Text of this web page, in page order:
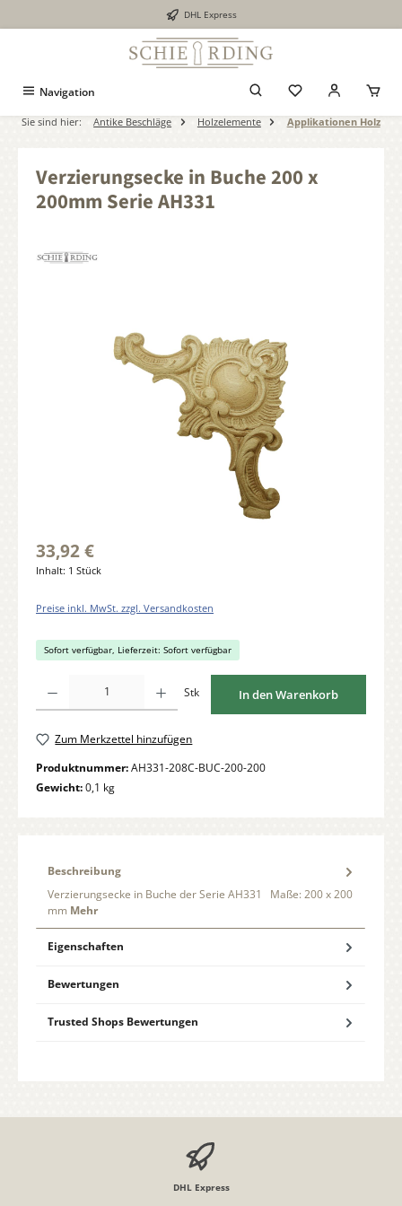
DHL Express
Navigation
Sie sind hier: Antike Beschläge Holzelemente Applikationen Holz
Verzierungsecke in Buche 200 x
200mm Serie AH331
Bildergalerie überspringen
33,92 €
Inhalt: 1 Stück
Preise inkl. MwSt. zzgl. Versandkosten
Sofort verfügbar, Lieferzeit: Sofort verfügbar
Stk In den Warenkorb
Zum Merkzettel hinzufügen
Produktnummer:AH331-208C-BUC-200-200
Gewicht:0,1 kg
Beschreibung
Verzierungsecke in Buche der Serie AH331 Maße: 200 x 200
mm Mehr
Eigenschaften
Bewertungen
Trusted Shops Bewertungen
DHL Express